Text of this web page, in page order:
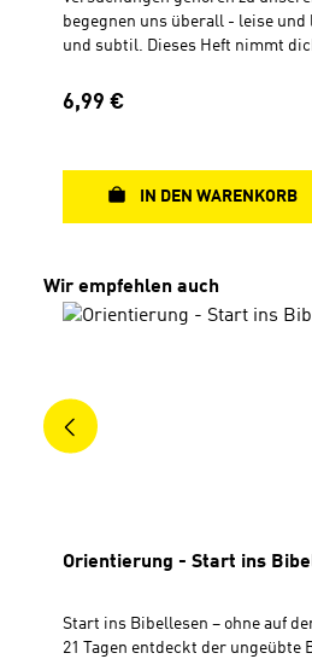
begegnen uns überall - leise
und subtil. Dieses Heft nimmt
Versuchungen ankämpfen. 18
Impulse, die auf Ereignisse und
Praktische Tipps, treffende
farbig
Regulärer Preis:
6,99 €
IN DEN WARENKORB
Produktgalerie überspringen
Wir empfehlen auch
Orientierung - Start ins
Start ins Bibellesen – ohne auf
21 Tagen entdeckt der ungeübte